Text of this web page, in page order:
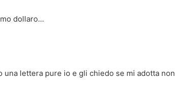
dollaro...
lettera pure io e gli chiedo se mi adotta non